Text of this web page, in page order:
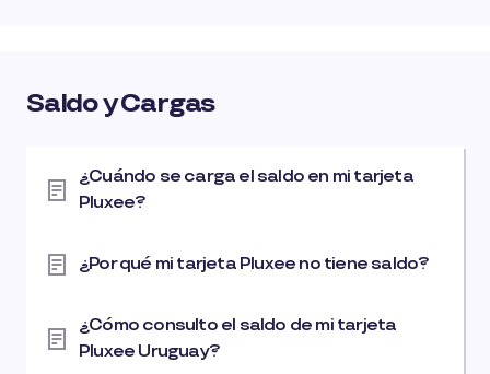
Saldo y Cargas
¿Cuándo se carga el saldo en mi tarjeta
Pluxee?
¿Por qué mi tarjeta Pluxee no tiene saldo?
¿Cómo consulto el saldo de mi tarjeta
Pluxee Uruguay?